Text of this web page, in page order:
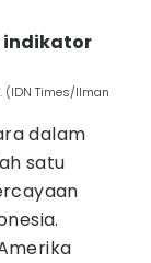
indikator
(IDN Times/Ilman
dalam
satu